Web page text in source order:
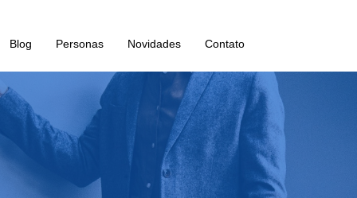
Blog Personas Novidades Contato